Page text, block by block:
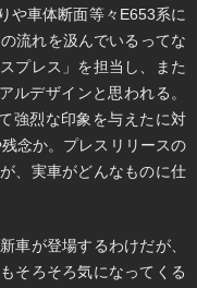
や車体断面等々E653系に
流れを汲んでいるってな
プレス」を担当し、また
ルデザインと思われる。
強烈な印象を与えたに対
念か。プレスリリースの
、実車がどんなものに仕
車が登場するわけだが、
そろそろ気になってくる